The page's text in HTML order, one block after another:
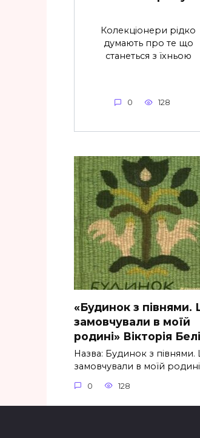
Колекціонери рідко
думають про те що
станеться з їхньою
0 128
«Будинок з півнями.
замовчували в моїй
родині» Вікторія
Назва: Будинок з
замовчували в моїй родині
0 128